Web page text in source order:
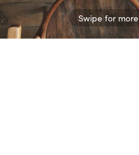
Swipe for more